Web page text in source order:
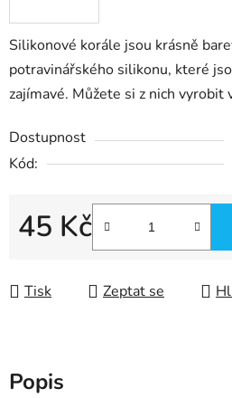
Silikonové korále jsou krásně
potravinářského silikonu, které
zajímavé. Můžete si z nich
Dostupnost
Kód:
45 Kč
Měrná cena:
Tisk Zeptat se
Popis